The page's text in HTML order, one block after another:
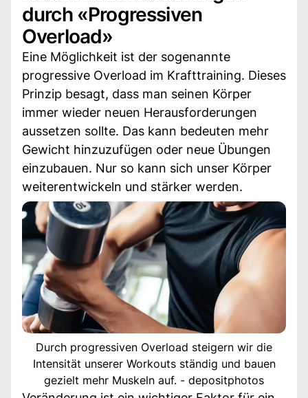
durch «Progressiven
Overload»
Eine Möglichkeit ist der sogenannte
progressive Overload im Krafttraining. Dieses
Prinzip besagt, dass man seinen Körper
immer wieder neuen Herausforderungen
aussetzen sollte. Das kann bedeuten mehr
Gewicht hinzuzufügen oder neue Übungen
einzubauen. Nur so kann sich unser Körper
weiterentwickeln und stärker werden.
Durch progressiven Overload steigern wir die
Intensität unserer Workouts ständig und bauen
gezielt mehr Muskeln auf. - depositphotos